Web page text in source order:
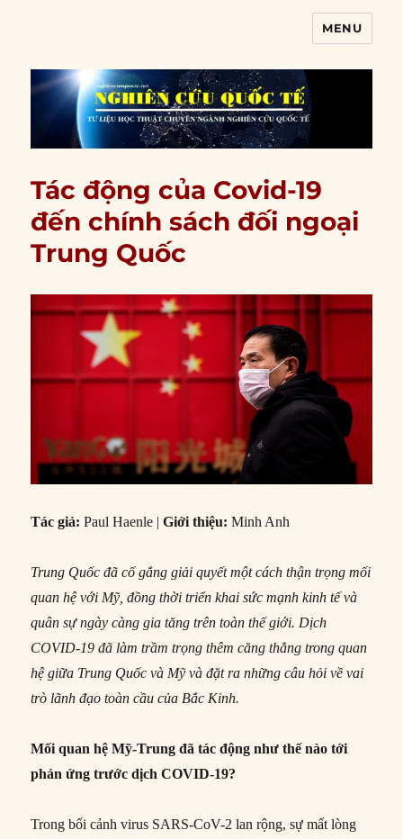
MENU
Tác động của Covid-19
đến chính sách đối ngoại
Trung Quốc
Tác giả: Paul Haenle |Giới thiệu:Minh Anh
Trung Quốc đã cố gắng giải quyết một cách thận trọng mối
quan hệ với Mỹ, đồng thời triển khai sức mạnh kinh tế và
quân sự ngày càng gia tăng trên toàn thế giới. Dịch
COVID-19 đã làm trầm trọng thêm căng thẳng trong quan
hệ giữa Trung Quốc và Mỹ và đặt ra những câu hỏi về vai
trò lãnh đạo toàn cầu của Bắc Kinh.
Mối quan hệ Mỹ-Trung đã tác động như thế nào tới
phản ứng trước dịch COVID-19?
Trong bối cảnh virus SARS-CoV-2 lan rộng, sự mất lòng